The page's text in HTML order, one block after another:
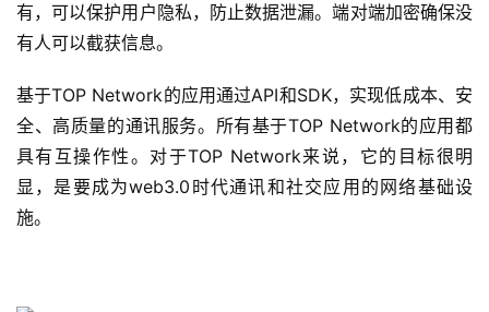
有，可以保护用户隐私，防止数据泄漏。端对端加密确保没
有人可以截获信息。
基于TOP Network的应用通过API和SDK，实现低成本、安
全、高质量的通讯服务。所有基于TOP Network的应用都
具有互操作性。对于TOP Network来说，它的目标很明
显，是要成为web3.0时代通讯和社交应用的网络基础设
施。